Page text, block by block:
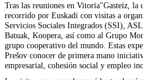
Tras las reuniones en Vitoria"Gasteiz, la
recorrido por Euskadi con visitas a
Servicios Sociales Integrados (SSI),
Batuak, Koopera, así como al Grupo
grupo cooperativo del mundo. Estas
Prešov conocer de primera mano
empresarial, cohesión social y empleo